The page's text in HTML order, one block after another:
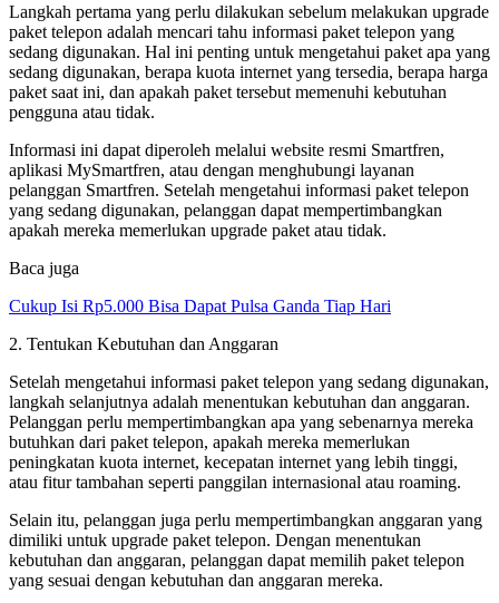
Langkah pertama yang perlu dilakukan sebelum melakukan upgrade
paket telepon adalah mencari tahu informasi paket telepon yang
sedang digunakan. Hal ini penting untuk mengetahui paket apa yang
sedang digunakan, berapa kuota internet yang tersedia, berapa harga
paket saat ini, dan apakah paket tersebut memenuhi kebutuhan
pengguna atau tidak.
Informasi ini dapat diperoleh melalui website resmi Smartfren,
aplikasi MySmartfren, atau dengan menghubungi layanan
pelanggan Smartfren. Setelah mengetahui informasi paket telepon
yang sedang digunakan, pelanggan dapat mempertimbangkan
apakah mereka memerlukan upgrade paket atau tidak.
Baca juga
Cukup Isi Rp5.000 Bisa Dapat Pulsa Ganda Tiap Hari
2. Tentukan Kebutuhan dan Anggaran
Setelah mengetahui informasi paket telepon yang sedang digunakan,
langkah selanjutnya adalah menentukan kebutuhan dan anggaran.
Pelanggan perlu mempertimbangkan apa yang sebenarnya mereka
butuhkan dari paket telepon, apakah mereka memerlukan
peningkatan kuota internet, kecepatan internet yang lebih tinggi,
atau fitur tambahan seperti panggilan internasional atau roaming.
Selain itu, pelanggan juga perlu mempertimbangkan anggaran yang
dimiliki untuk upgrade paket telepon. Dengan menentukan
kebutuhan dan anggaran, pelanggan dapat memilih paket telepon
yang sesuai dengan kebutuhan dan anggaran mereka.